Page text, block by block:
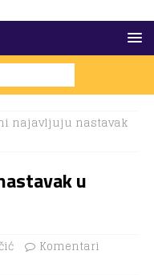
najavljuju nastavak
u
Komentari